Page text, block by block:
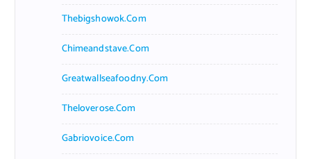
Thebigshowok.com
Chimeandstave.com
Greatwallseafoodny.com
Theloverose.com
Gabriovoice.com